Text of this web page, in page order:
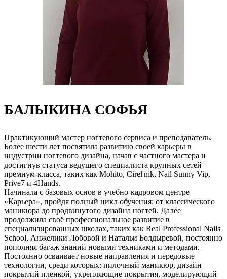
БАЛЫКИНА СОФЬЯ
Практикующий мастер ногтевого сервиса и преподаватель.
Более шести лет посвятила развитию своей карьеры в
индустрии ногтевого дизайна, начав с частного мастера и
достигнув статуса ведущего специалиста крупных сетей
премиум-класса, таких как Mohito, Cirel'nik, Nail Sunny Vip,
Prive7 и 4Hands.
Начинала с базовых основ в учебно-кадровом центре
«Карьера», пройдя полный цикл обучения: от классического
маникюра до продвинутого дизайна ногтей. Далее
продолжила своё профессиональное развитие в
специализированных школах, таких как Real Professional Nails
School, Анжелики Лобовой и Натальи Болдыревой, постоянно
пополняя багаж знаний новыми техниками и методами.
Постоянно осваивает новые направления и передовые
технологии, среди которых: пилочный маникюр, дизайн
покрытий пленкой, укрепляющие покрытия, моделирующий